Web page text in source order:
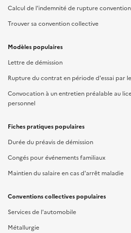
Calcul de l'indemnité de rupture
Trouver sa convention collective
Modèles populaires
Lettre de démission
Rupture du contrat en période d'essai par
Convocation à un entretien préalable au
personnel
Fiches pratiques populaires
Durée du préavis de démission
Congés pour événements familiaux
Maintien du salaire en cas d'arrêt maladie
Conventions collectives populaires
Services de l'automobile
Métallurgie